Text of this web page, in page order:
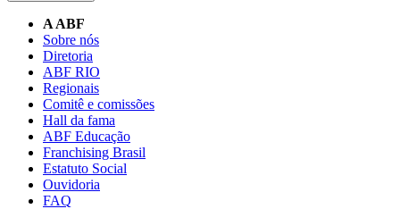
A ABF
Sobre nós
Diretoria
ABF RIO
Regionais
Comitê e comissões
Hall da fama
ABF Educação
Franchising Brasil
Estatuto Social
Ouvidoria
FAQ